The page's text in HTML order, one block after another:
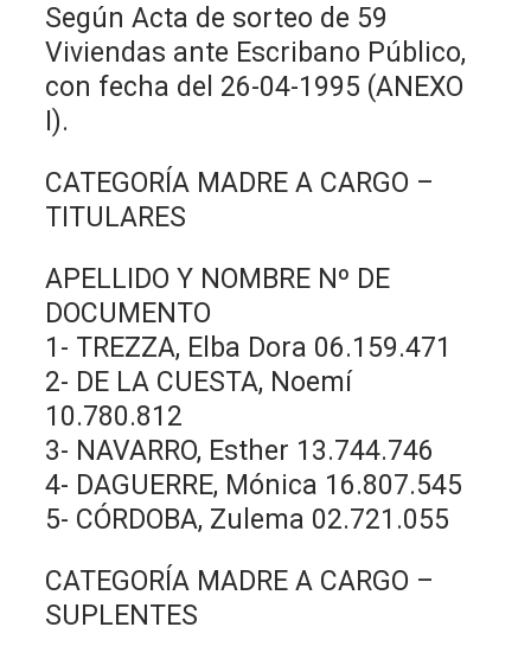
Según Acta de sorteo de 59
Viviendas ante Escribano Público,
con fecha del 26-04-1995 (ANEXO
I).
CATEGORÍA MADRE A CARGO –
TITULARES
APELLIDO Y NOMBRE Nº DE
DOCUMENTO
1- TREZZA, Elba Dora 06.159.471
2- DE LA CUESTA, Noemí
10.780.812
3- NAVARRO, Esther 13.744.746
4- DAGUERRE, Mónica 16.807.545
5- CÓRDOBA, Zulema 02.721.055
CATEGORÍA MADRE A CARGO –
SUPLENTES